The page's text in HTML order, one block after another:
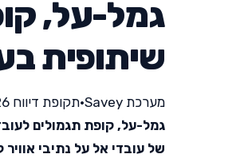
גמל-על,
שיתופית בע"מ 60
מערכת Savey •תקופת דיווח 04/2026
גמל-על, קופת תגמולים לעובדי
של עובדי אל על נתיבי